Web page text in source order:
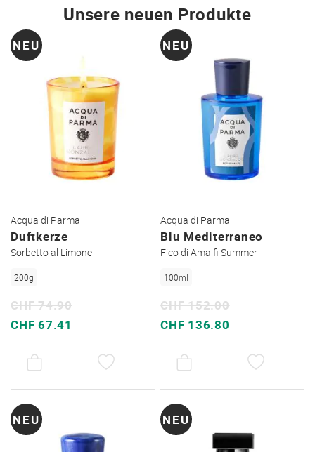
Unsere neuen Produkte
NEU
Acqua di Parma
Duftkerze
Sorbetto al Limone
200g
Sonderpreis
CHF 67.41
CHF 74.90
NEU
Acqua di Parma
Blu Mediterraneo
Fico di Amalfi Summer
100ml
Sonderpreis
CHF 136.80
CHF 152.00
NEU NEU